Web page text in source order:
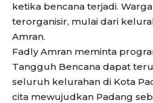
ketika bencana terjadi.
terorganisir, mulai dari
Amran.
Fadly Amran meminta
Tangguh Bencana dapat
seluruh kelurahan di Kota
cita mewujudkan Padang